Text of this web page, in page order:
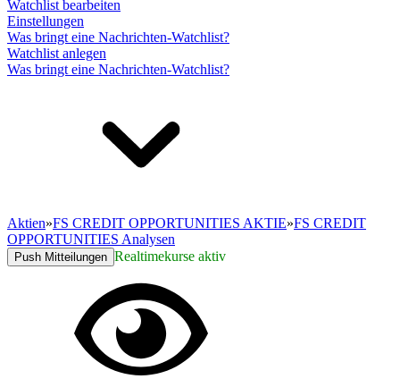
Watchlist bearbeiten
Einstellungen
Was bringt eine Nachrichten-Watchlist?
Watchlist anlegen
Was bringt eine Nachrichten-Watchlist?
Aktien»FS CREDIT OPPORTUNITIES AKTIE»FS CREDIT
OPPORTUNITIES Analysen
Push Mitteilungen Realtimekurse aktiv